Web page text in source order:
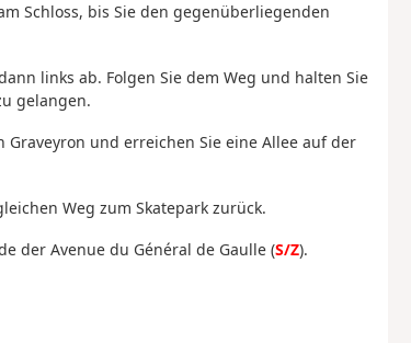
Schloss, bis Sie den gegenüberliegenden
links ab. Folgen Sie dem Weg und halten Sie
gelangen.
und erreichen Sie eine Allee auf der
Weg zum Skatepark zurück.
der Avenue du Général de Gaulle (S/Z).